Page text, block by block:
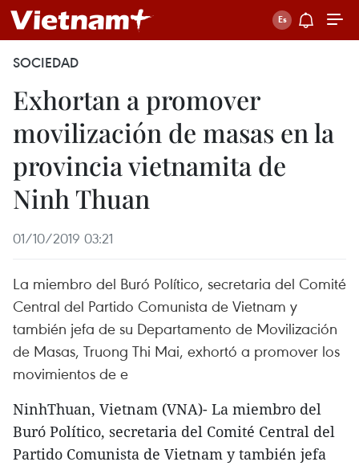
SOCIEDAD
Exhortan a promover
movilización de masas en la
provincia vietnamita de
Ninh Thuan
01/10/2019 03:21
La miembro del Buró Político, secretaria del Comité
Central del Partido Comunista de Vietnam y
también jefa de su Departamento de Movilización
de Masas, Truong Thi Mai, exhortó a promover los
movimientos de e
NinhThuan, Vietnam (VNA)- La miembro del
Buró Político, secretaria del Comité Central del
Partido Comunista de Vietnam y también jefa